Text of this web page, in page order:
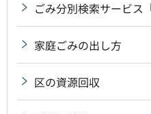
ごみ分別検索サービス
家庭ごみの出し方
区の資源回収